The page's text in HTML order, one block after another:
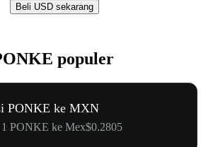
Beli USD sekarang
populer
PONKE ke MXN
PONKE ke Mex$0.2805